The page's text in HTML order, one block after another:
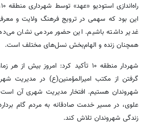
این بود که سهمی در ترویج فرهنگ ولایت و
غدیر داشته باشیم. این حضور مردمی نشان
همچنان زنده و الهام‌بخش نسل‌های مختلف است.
شهردار منطقه ۱۰ تأکید کرد: امروز بیش
گرفتن از مکتب امیرالمؤمنین(ع) در مدیریت
شهروندان هستیم. افتخار مدیریت شهری آن
علوی، در مسیر خدمت صادقانه به مردم گام
زندگی شهروندان تلاش کند.